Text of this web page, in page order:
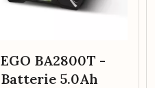
EGO BA2800T -
Batterie 5.0Ah